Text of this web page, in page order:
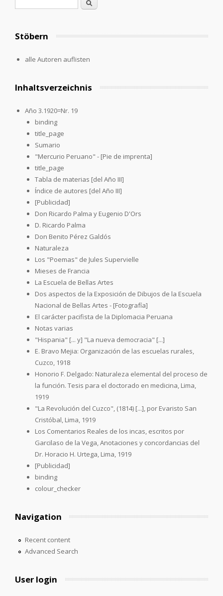
Search
Stöbern
alle Autoren auflisten
Inhaltsverzeichnis
Año 3.1920=Nr. 19
binding
title_page
Sumario
"Mercurio Peruano" - [Pie de imprenta]
title_page
Tabla de materias [del Año III]
Índice de autores [del Año III]
[Publicidad]
Don Ricardo Palma y Eugenio D'Ors
D. Ricardo Palma
Don Benito Pérez Galdós
Naturaleza
Los "Poemas" de Jules Supervielle
Mieses de Francia
La Escuela de Bellas Artes
Dos aspectos de la Exposición de Dibujos de la Escuela
Nacional de Bellas Artes - [Fotografía]
El carácter pacifista de la Diplomacia Peruana
Notas varias
"Hispania" [... y] "La nueva democracia" [...]
E. Bravo Mejia: Organización de las escuelas rurales,
Cuzco, 1918
Honorio F. Delgado: Naturaleza elemental del proceso de
la función. Tesis para el doctorado en medicina, Lima,
1919
"La Revolución del Cuzco", (1814) [...], por Evaristo San
Cristóbal, Lima, 1919
Los Comentarios Reales de los incas, escritos por
Garcilaso de la Vega, Anotaciones y concordancias del
Dr. Horacio H. Urtega, Lima, 1919
[Publicidad]
binding
colour_checker
Navigation
Recent content
Advanced Search
User login